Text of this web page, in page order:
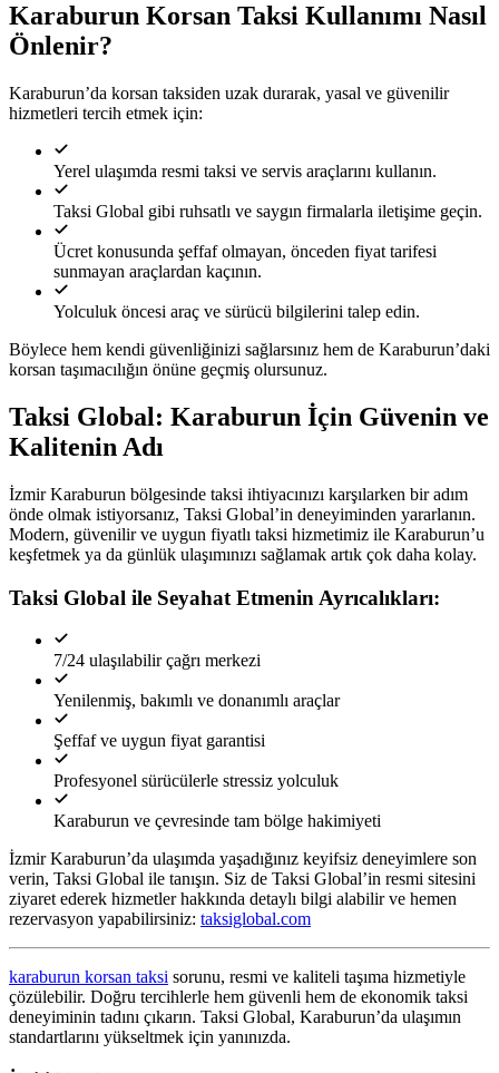
Karaburun Korsan Taksi Kullanımı Nasıl
Önlenir?
Karaburun’da korsan taksiden uzak durarak, yasal ve güvenilir
hizmetleri tercih etmek için:
Yerel ulaşımda resmi taksi ve servis araçlarını kullanın.
Taksi Global gibi ruhsatlı ve saygın firmalarla iletişime geçin.
Ücret konusunda şeffaf olmayan, önceden fiyat tarifesi
sunmayan araçlardan kaçının.
Yolculuk öncesi araç ve sürücü bilgilerini talep edin.
Böylece hem kendi güvenliğinizi sağlarsınız hem de Karaburun’daki
korsan taşımacılığın önüne geçmiş olursunuz.
Taksi Global: Karaburun İçin Güvenin ve
Kalitenin Adı
İzmir Karaburun bölgesinde taksi ihtiyacınızı karşılarken bir adım
önde olmak istiyorsanız, Taksi Global’in deneyiminden yararlanın.
Modern, güvenilir ve uygun fiyatlı taksi hizmetimiz ile Karaburun’u
keşfetmek ya da günlük ulaşımınızı sağlamak artık çok daha kolay.
Taksi Global ile Seyahat Etmenin Ayrıcalıkları:
7/24 ulaşılabilir çağrı merkezi
Yenilenmiş, bakımlı ve donanımlı araçlar
Şeffaf ve uygun fiyat garantisi
Profesyonel sürücülerle stressiz yolculuk
Karaburun ve çevresinde tam bölge hakimiyeti
İzmir Karaburun’da ulaşımda yaşadığınız keyifsiz deneyimlere son
verin, Taksi Global ile tanışın. Siz de Taksi Global’in resmi sitesini
ziyaret ederek hizmetler hakkında detaylı bilgi alabilir ve hemen
rezervasyon yapabilirsiniz: taksiglobal.com
karaburun korsan taksi sorunu, resmi ve kaliteli taşıma hizmetiyle
çözülebilir. Doğru tercihlerle hem güvenli hem de ekonomik taksi
deneyiminin tadını çıkarın. Taksi Global, Karaburun’da ulaşımın
standartlarını yükseltmek için yanınızda.